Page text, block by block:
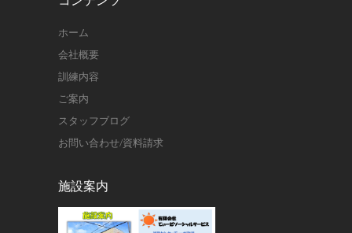
ホーム
会社概要
訓練内容
ご案内
スタッフブログ
お問い合わせ/資料請求
施設案内